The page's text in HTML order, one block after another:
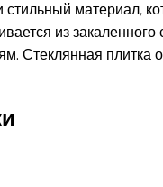
материал,
из закаленного
Стеклянная плитка